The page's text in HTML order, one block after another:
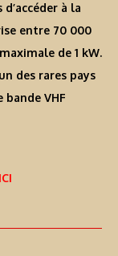
à la
entre 70 000
de 1 kW.
des rares pays
bande VHF